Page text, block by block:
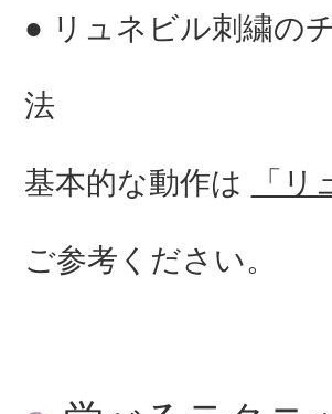
リュネビル刺繍の
法
基本的な動作は 「
ご参考ください。